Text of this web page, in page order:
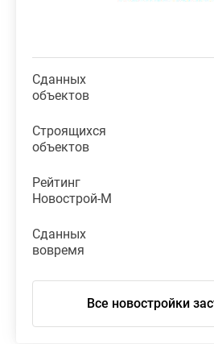
Сданных
объектов
Строящихся
объектов
Рейтинг
Новострой-М
Сданных
вовремя
Все новостройки